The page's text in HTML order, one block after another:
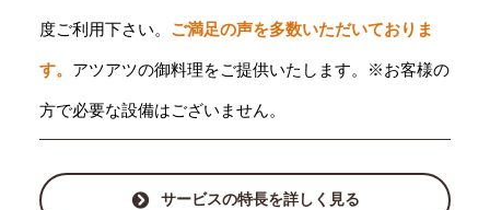
度ご利用下さい。 ご満足の声を多数いただいておりま
す。 アツアツの御料理をご提供いたします。※お客様の
方で必要な設備はございません。
サービスの特長を詳しく見る